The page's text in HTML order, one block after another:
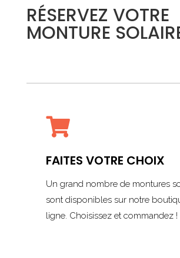
RÉSERVEZ VOTRE
MONTURE

FAITES VOTRE CHOIX
Un grand nombre de montures
sont disponibles sur notre
ligne. Choisissez et commandez !